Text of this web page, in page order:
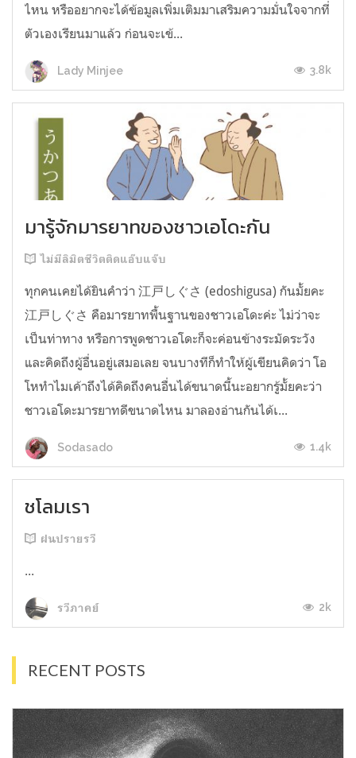
ไหน หรืออยากจะได้ข้อมูลเพิ่มเติมมาเสริมความมั่นใจจากที่
ตัวเองเรียนมาแล้ว ก่อนจะเข้...
Lady Minjee 3.8k
มารู้จักมารยาทของชาวเอโดะกัน
ไม่มีลิมิตชีวิตติดแอ๊บแจ๊บ
ทุกคนเคยได้ยินคำว่า 江戸しぐさ (edoshigusa) กันมั้ยคะ
江戸しぐさ คือมารยาทพื้นฐานของชาวเอโดะค่ะ ไม่ว่าจะ
เป็นท่าทาง หรือการพูดชาวเอโดะก็จะค่อนข้างระมัดระวัง
และคิดถึงผู้อื่นอยู่เสมอเลย จนบางทีก็ทำให้ผู้เขียนคิดว่า โอ
โหทำไมเค้าถึงได้คิดถึงคนอื่นได้ขนาดนี้นะอยากรู้มั้ยคะว่า
ชาวเอโดะมารยาทดีขนาดไหน มาลองอ่านกันได้เ...
Sodasado 1.4k
ชโลมเรา
ฝนปรายรวี
...
รวีภาคย์ 2k
RECENT POSTS